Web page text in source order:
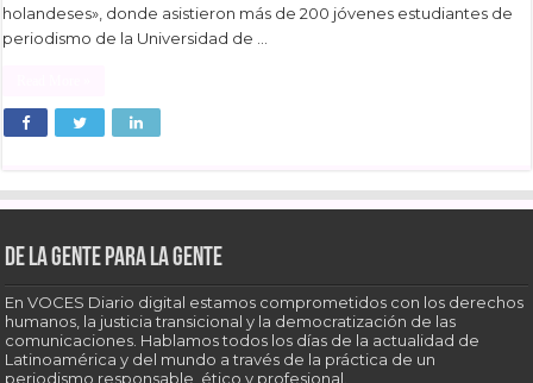
holandeses», donde asistieron más de 200 jóvenes estudiantes de
periodismo de la Universidad de …
De la gente para la gente
En VOCES Diario digital estamos comprometidos con los derechos
humanos, la justicia transicional y la democratización de las
comunicaciones. Hablamos todos los días de la actualidad de
Latinoamérica y del mundo a través de la práctica de un
periodismo responsable, ético y profesional.